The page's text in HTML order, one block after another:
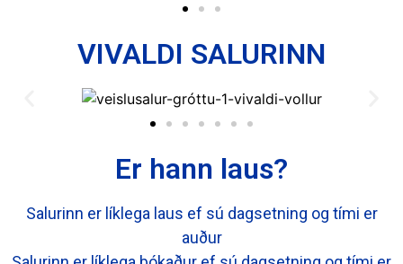
VIVALDI SALURINN
Er hann laus?
Salurinn er líklega laus ef sú dagsetning og tími er
auður